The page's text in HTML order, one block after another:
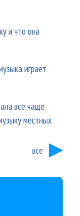
и что она
играет
все чаще
местных
все